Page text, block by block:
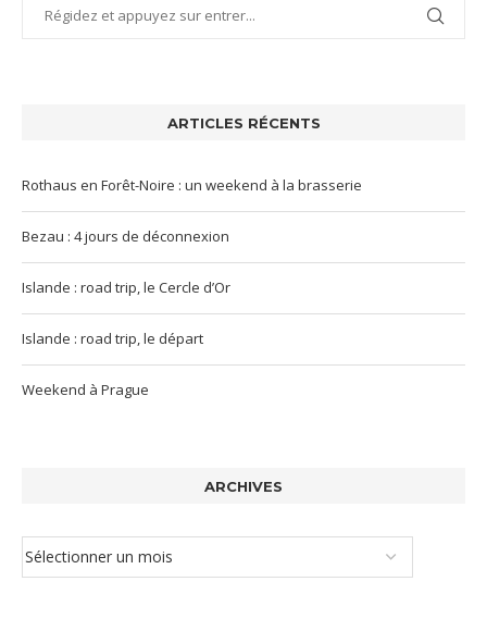
ARTICLES RÉCENTS
Rothaus en Forêt-Noire : un weekend à la brasserie
Bezau : 4 jours de déconnexion
Islande : road trip, le Cercle d’Or
Islande : road trip, le départ
Weekend à Prague
ARCHIVES